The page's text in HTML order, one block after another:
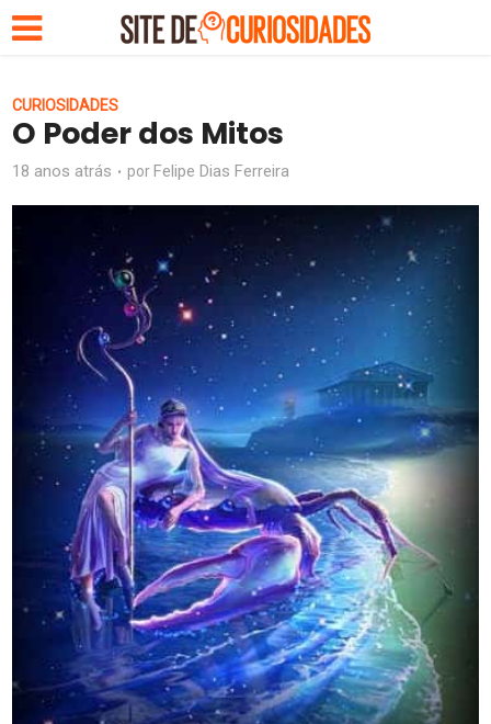
CURIOSIDADES
O Poder dos Mitos
18 anos atrás por Felipe Dias Ferreira